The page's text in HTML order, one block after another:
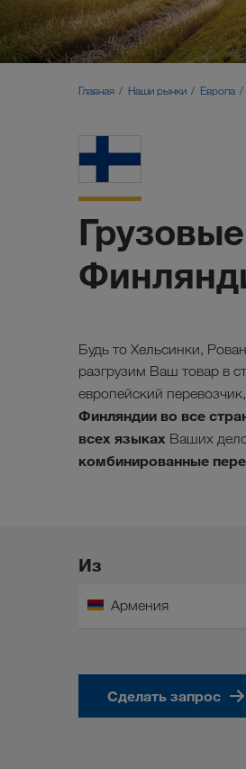
Главная Наши рынки Европа
Будь то Хельсинки,
разгрузим Ваш товар в
европейский
Финляндии во все
всех языках Ваших
комбинированные
Из
Армения
Сделать запрос